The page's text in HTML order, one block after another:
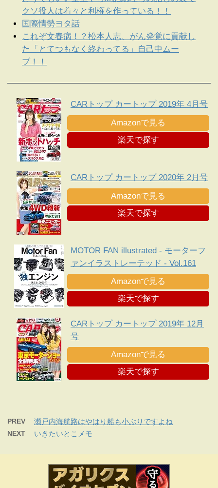
クソ役人は着々と利権を作っている！！
国際情勢ヨタ話
これぞ文春病！？松本人志、がん発覚に貢献し
た「とてつもなく終わってる」自己中ムー
ブ！！
CARトップ カートップ 2019年 4月号
Amazonで見る
楽天で探す
CARトップ カートップ 2020年 2月号
Amazonで見る
楽天で探す
MOTOR FAN illustrated - モーターフ
ァンイラストレーテッド - Vol.161
Amazonで見る
楽天で探す
CARトップ カートップ 2019年 12月
号
Amazonで見る
楽天で探す
PREV 瀬戸内海航路はやはり船も小ぶりですよね
NEXT いきたいとこメモ